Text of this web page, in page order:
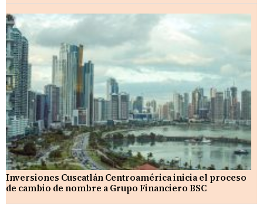
Inversiones Cuscatlán Centroamérica inicia el proceso
de cambio de nombre a Grupo Financiero BSC